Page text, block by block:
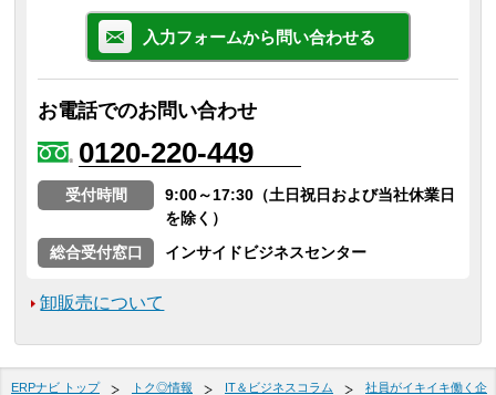
入力フォームから問い合わせる
お電話でのお問い合わせ
0120-220-449
受付時間
9:00～17:30（土日祝日および当社休業日
を除く）
総合受付窓口
インサイドビジネスセンター
卸販売について
ERPナビ トップ トク◎情報 IT＆ビジネスコラム
社員がイキイキ働く企